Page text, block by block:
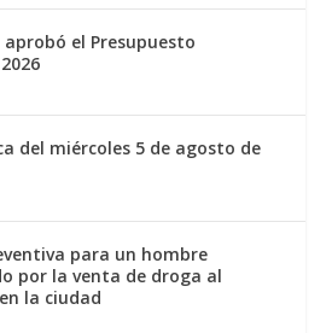
aprobó el Presupuesto
del miércoles 5 de agosto de
para un hombre
por la venta de droga al
la ciudad